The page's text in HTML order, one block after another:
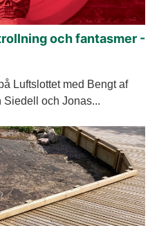
och fantasmer -
Luftslottet med Bengt af
Siedell och Jonas...